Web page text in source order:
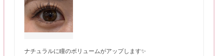
ナチュラルに瞳のボリュームがアップします✨